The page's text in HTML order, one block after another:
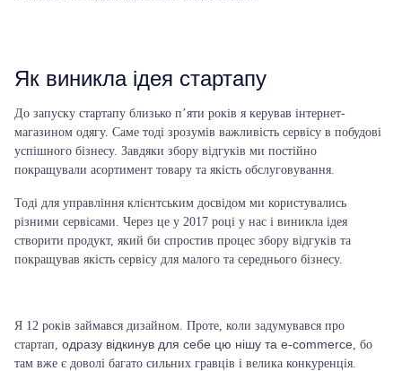
Як виникла ідея стартапу
До запуску стартапу близько п’яти років я керував інтернет-
магазином одягу. Саме тоді зрозумів важливість сервісу в побудові
успішного бізнесу. Завдяки збору відгуків ми постійно
покращували асортимент товару та якість обслуговування.
Тоді для управління клієнтським досвідом ми користувались
різними сервісами. Через це у 2017 році у нас і виникла ідея
створити продукт, який би спростив процес збору відгуків та
покращував якість сервісу для малого та середнього бізнесу.
Я 12 років займався дизайном. Проте, коли задумувався про
стартап, одразу відкинув для себе цю нішу та e-commerce, бо
там вже є доволі багато сильних гравців і велика конкуренція.